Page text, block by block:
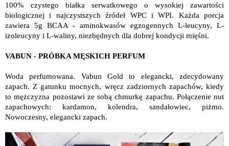
100% czystego białka serwatkowego o wysokiej zawartości
biologicznej i najczystszych źródeł WPC i WPI. Każda porcja
zawiera 5g BCAA - aminokwasów egzogennych L-leucyny, L-
izoleucyny i L-waliny, niezbędnych dla dobrej kondycji mięśni.
VABUN - PRÓBKA MĘSKICH PERFUM
Woda perfumowana. Vabun Gold to elegancki, zdecydowany
zapach. Z gatunku mocnych, wręcz zadziornych zapachów, kiedy
to mężczyzna pozostawi ze sobą chmurkę zapachu. Połączenie nut
zapachowych: kardamon, kolendra, sandałowiec, piżmo.
Nowoczesny, elegancki zapach.